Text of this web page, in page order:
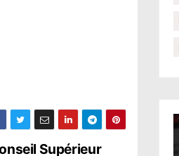
Supérieur